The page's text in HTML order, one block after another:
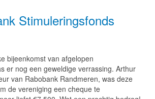
Stimuleringsfonds
bijeenkomst van afgelopen
er nog een geweldige verrassing. Arthur
van Rabobank Randmeren, was deze
de vereniging een cheque te